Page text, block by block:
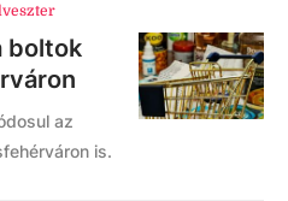
boltok
az
is.